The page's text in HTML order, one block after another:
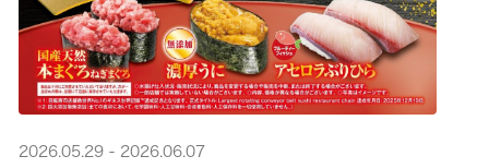
2026.05.29 - 2026.06.07